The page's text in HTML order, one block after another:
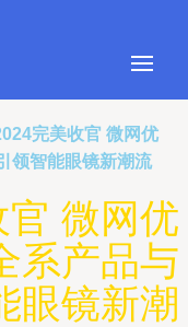
完美收官 微网优
领智能眼镜新潮流
微网优
系产品与
眼镜新潮